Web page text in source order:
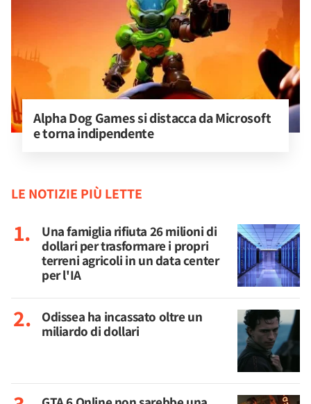
Alpha Dog Games si distacca da Microsoft
e torna indipendente
LE NOTIZIE PIÙ LETTE
Una famiglia rifiuta 26 milioni di
dollari per trasformare i propri
terreni agricoli in un data center
per l'IA
Odissea ha incassato oltre un
miliardo di dollari